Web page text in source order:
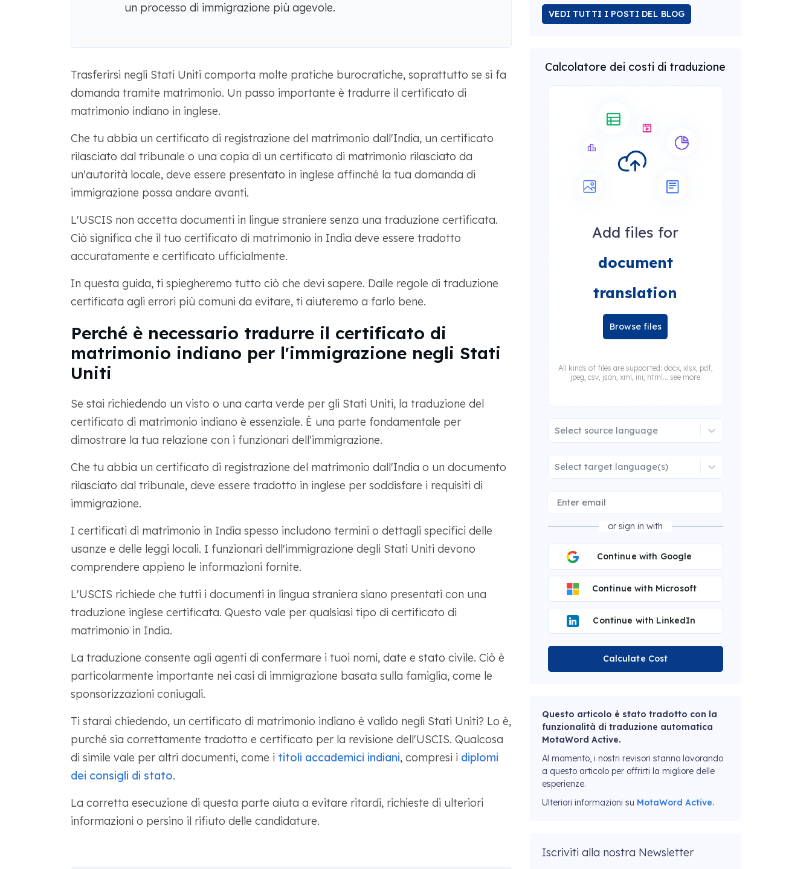
un processo di immigrazione più agevole.
Trasferirsi negli Stati Uniti comporta molte pratiche burocratiche, soprattutto se si fa
domanda tramite matrimonio. Un passo importante è tradurre il certificato di
matrimonio indiano in inglese.
Che tu abbia un certificato di registrazione del matrimonio dall'India, un certificato
rilasciato dal tribunale o una copia di un certificato di matrimonio rilasciato da
un'autorità locale, deve essere presentato in inglese affinché la tua domanda di
immigrazione possa andare avanti.
L'USCIS non accetta documenti in lingue straniere senza una traduzione certificata.
Ciò significa che il tuo certificato di matrimonio in India deve essere tradotto
accuratamente e certificato ufficialmente.
In questa guida, ti spiegheremo tutto ciò che devi sapere. Dalle regole di traduzione
certificata agli errori più comuni da evitare, ti aiuteremo a farlo bene.
Perché è necessario tradurre il certificato di
matrimonio indiano per l'immigrazione negli Stati
Uniti
Se stai richiedendo un visto o una carta verde per gli Stati Uniti, la traduzione del
certificato di matrimonio indiano è essenziale. È una parte fondamentale per
dimostrare la tua relazione con i funzionari dell'immigrazione.
Che tu abbia un certificato di registrazione del matrimonio dall'India o un documento
rilasciato dal tribunale, deve essere tradotto in inglese per soddisfare i requisiti di
immigrazione.
I certificati di matrimonio in India spesso includono termini o dettagli specifici delle
usanze e delle leggi locali. I funzionari dell'immigrazione degli Stati Uniti devono
comprendere appieno le informazioni fornite.
L'USCIS richiede che tutti i documenti in lingua straniera siano presentati con una
traduzione inglese certificata. Questo vale per qualsiasi tipo di certificato di
matrimonio in India.
La traduzione consente agli agenti di confermare i tuoi nomi, date e stato civile. Ciò è
particolarmente importante nei casi di immigrazione basata sulla famiglia, come le
sponsorizzazioni coniugali.
Ti starai chiedendo, un certificato di matrimonio indiano è valido negli Stati Uniti? Lo è,
purché sia correttamente tradotto e certificato per la revisione dell'USCIS. Qualcosa
di simile vale per altri documenti, come i titoli accademici indiani, compresi i diplomi
dei consigli di stato.
La corretta esecuzione di questa parte aiuta a evitare ritardi, richieste di ulteriori
informazioni o persino il rifiuto delle candidature.
VEDI TUTTI I POSTI DEL BLOG
Calcolatore dei costi di traduzione
Add files for
document
translation
Browse files
All kinds of files are supported: docx, xlsx, pdf,
jpeg, csv, json, xml, ini, html... see more
Select source language
Select target language(s)
or sign in with
Continue with Google
Continue with Microsoft
Continue with LinkedIn
Calculate Cost
Questo articolo è stato tradotto con la
funzionalità di traduzione automatica
MotaWord Active.
Al momento, i nostri revisori stanno lavorando
a questo articolo per offrirti la migliore delle
esperienze.
Ulteriori informazioni su MotaWord Active.
Iscriviti alla nostra Newsletter